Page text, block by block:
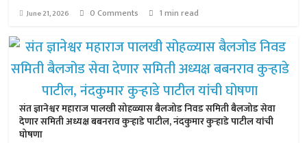
June 21, 2026 0 Comments 1 min read
संत ज्ञानेश्वर महाराज पालखी सोहळ्यास बैलजोड निवड समिती बैलजोड सेवा
देणार समिती अध्यक्ष बबनराव कुऱ्हाडे पाटील, नंदकुमार कुऱ्हाडे पाटील यांची
घोषणा